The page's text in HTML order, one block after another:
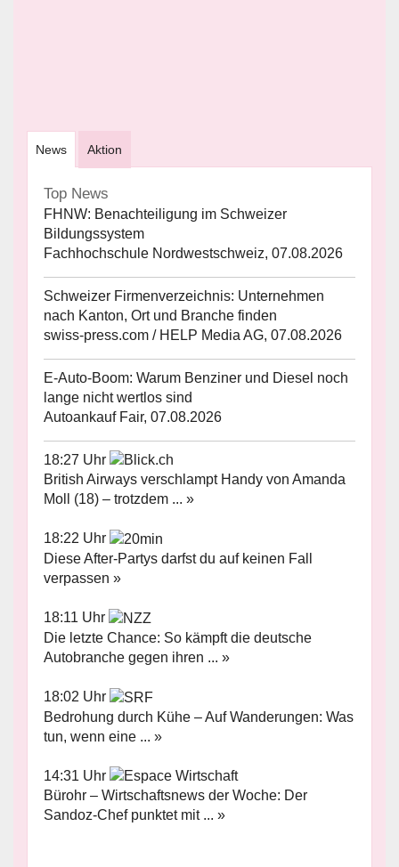
News Aktion
Top News
FHNW: Benachteiligung im Schweizer
Bildungssystem
Fachhochschule Nordwestschweiz, 07.08.2026
Schweizer Firmenverzeichnis: Unternehmen
nach Kanton, Ort und Branche finden
swiss-press.com / HELP Media AG, 07.08.2026
E-Auto-Boom: Warum Benziner und Diesel noch
lange nicht wertlos sind
Autoankauf Fair, 07.08.2026
18:27 Uhr
British Airways verschlampt Handy von Amanda
Moll (18) – trotzdem ... »
18:22 Uhr
Diese After-Partys darfst du auf keinen Fall
verpassen »
18:11 Uhr
Die letzte Chance: So kämpft die deutsche
Autobranche gegen ihren ... »
18:02 Uhr
Bedrohung durch Kühe – Auf Wanderungen: Was
tun, wenn eine ... »
14:31 Uhr
Bürohr – Wirtschaftsnews der Woche: Der
Sandoz-Chef punktet mit ... »